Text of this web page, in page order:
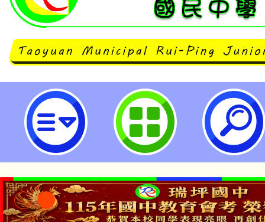
有關行政院人事行政總處（以下簡
函轉勞動部修正「性別工作平等申
法」，名稱並修正為「性別平等工
辦法」，業經該部113年1月11日
市立瑞坪國民中學